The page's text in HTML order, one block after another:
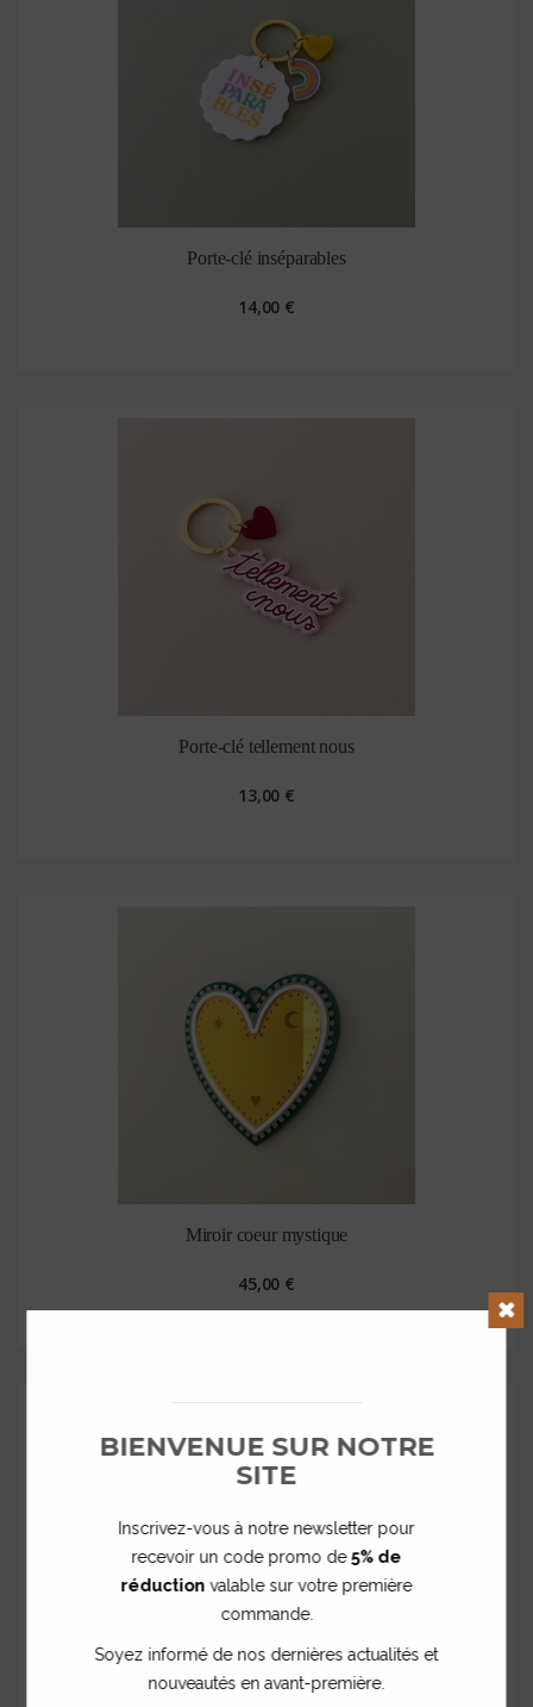
Porte-clé inséparables
14,00 €
Porte-clé tellement nous
13,00 €
Miroir coeur mystique
45,00 €
BIENVENUE SUR NOTRE
SITE
Inscrivez-vous à notre newsletter pour
recevoir un code promo de5% de
réduction valable sur votre première
commande.
Soyez informé de nos dernières actualités et
nouveautés en avant-première.